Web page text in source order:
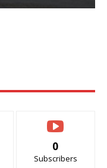
0
Subscribers